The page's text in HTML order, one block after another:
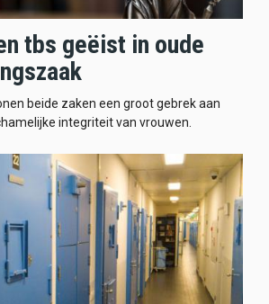
tbs geëist in oude
beide zaken een groot gebrek aan
integriteit van vrouwen.